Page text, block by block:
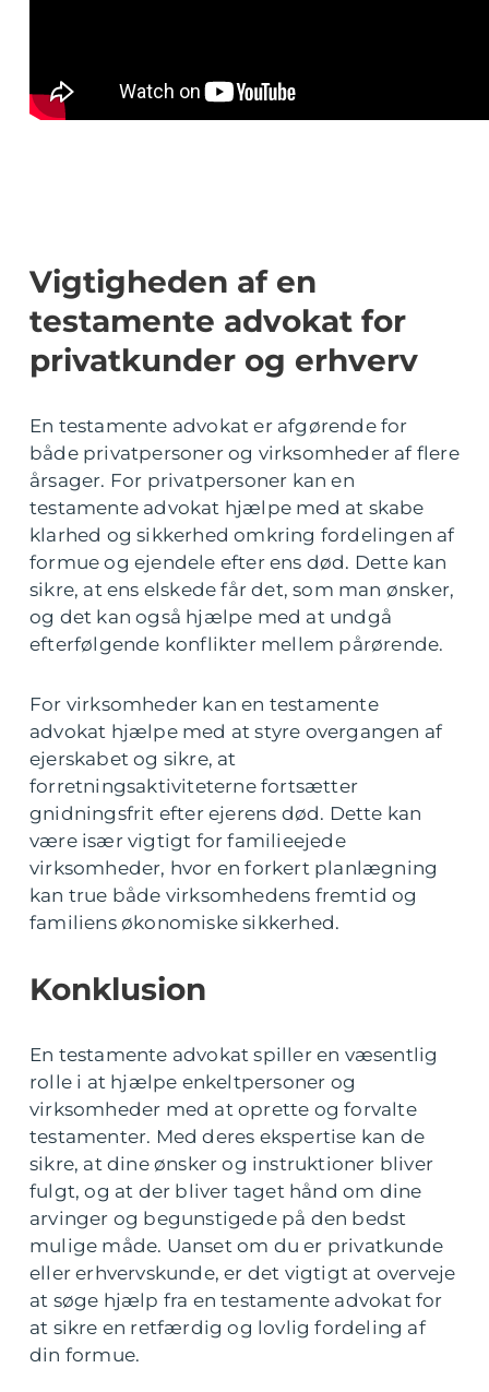
Vigtigheden af en
testamente advokat for
privatkunder og erhverv
En testamente advokat er afgørende for
både privatpersoner og virksomheder af flere
årsager. For privatpersoner kan en
testamente advokat hjælpe med at skabe
klarhed og sikkerhed omkring fordelingen af
formue og ejendele efter ens død. Dette kan
sikre, at ens elskede får det, som man ønsker,
og det kan også hjælpe med at undgå
efterfølgende konflikter mellem pårørende.
For virksomheder kan en testamente
advokat hjælpe med at styre overgangen af
ejerskabet og sikre, at
forretningsaktiviteterne fortsætter
gnidningsfrit efter ejerens død. Dette kan
være især vigtigt for familieejede
virksomheder, hvor en forkert planlægning
kan true både virksomhedens fremtid og
familiens økonomiske sikkerhed.
Konklusion
En testamente advokat spiller en væsentlig
rolle i at hjælpe enkeltpersoner og
virksomheder med at oprette og forvalte
testamenter. Med deres ekspertise kan de
sikre, at dine ønsker og instruktioner bliver
fulgt, og at der bliver taget hånd om dine
arvinger og begunstigede på den bedst
mulige måde. Uanset om du er privatkunde
eller erhvervskunde, er det vigtigt at overveje
at søge hjælp fra en testamente advokat for
at sikre en retfærdig og lovlig fordeling af
din formue.